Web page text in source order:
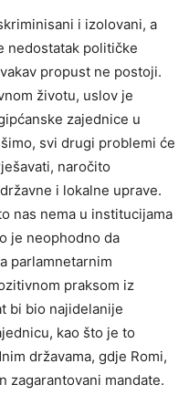
i izolovani, a
nedostatak političke
propust ne postoji.
životu, uslov je
zajednice u
svi drugi problemi će
naročito
i lokalne uprave.
nas nema u institucijama
je neophodno da
parlamnetarnim
praksom iz
bi bio najidelanije
kao što je to
državama, gdje Romi,
zagarantovani mandate.